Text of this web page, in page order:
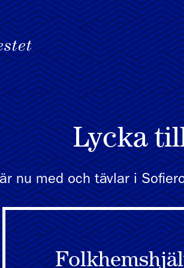
Lycka
nu med och tävlar i